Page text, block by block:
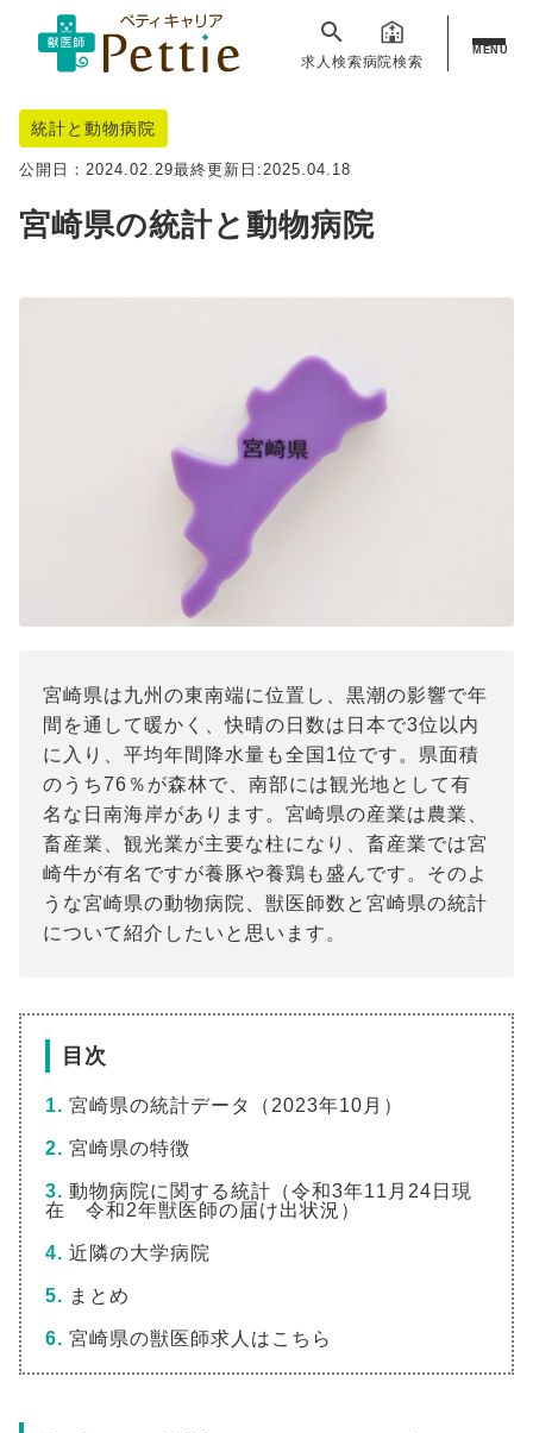
求人検索病院検索
MENU
統計と動物病院
公開日： 2024.02.29最終更新日:2025.04.18
宮崎県の統計と動物病院
宮崎県は九州の東南端に位置し、黒潮の影響で年
間を通して暖かく、快晴の日数は日本で3位以内
に入り、平均年間降水量も全国1位です。県面積
のうち76％が森林で、南部には観光地として有
名な日南海岸があります。宮崎県の産業は農業、
畜産業、観光業が主要な柱になり、畜産業では宮
崎牛が有名ですが養豚や養鶏も盛んです。そのよ
うな宮崎県の動物病院、獣医師数と宮崎県の統計
について紹介したいと思います。
目次
宮崎県の統計データ（2023年10月）
宮崎県の特徴
動物病院に関する統計（令和3年11月24日現
在 令和2年獣医師の届け出状況）
近隣の大学病院
まとめ
宮崎県の獣医師求人はこちら